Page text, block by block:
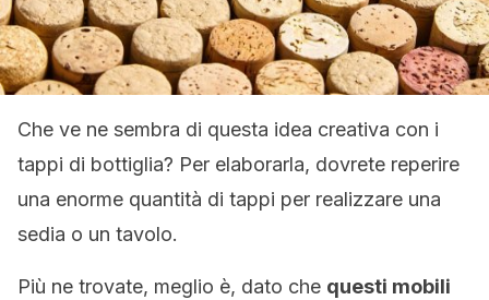
Che ve ne sembra di questa idea creativa con i
tappi di bottiglia? Per elaborarla, dovrete reperire
una enorme quantità di tappi per realizzare una
sedia o un tavolo.
Più ne trovate, meglio è, dato che questi mobili